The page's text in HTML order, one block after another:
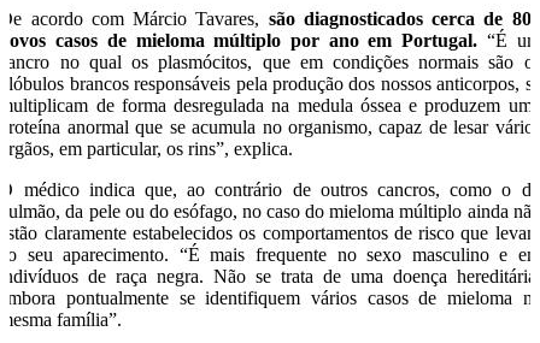
De acordo com Márcio Tavares, são diagnosticados cerca de 800
novos casos de mieloma múltiplo por ano em Portugal. “É um
cancro no qual os plasmócitos, que em condições normais são os
glóbulos brancos responsáveis pela produção dos nossos anticorpos, se
multiplicam de forma desregulada na medula óssea e produzem uma
proteína anormal que se acumula no organismo, capaz de lesar vários
órgãos, em particular, os rins”, explica.
O médico indica que, ao contrário de outros cancros, como o do
pulmão, da pele ou do esófago, no caso do mieloma múltiplo ainda não
estão claramente estabelecidos os comportamentos de risco que levam
ao seu aparecimento. “É mais frequente no sexo masculino e em
indivíduos de raça negra. Não se trata de uma doença hereditária,
embora pontualmente se identifiquem vários casos de mieloma na
mesma família”.